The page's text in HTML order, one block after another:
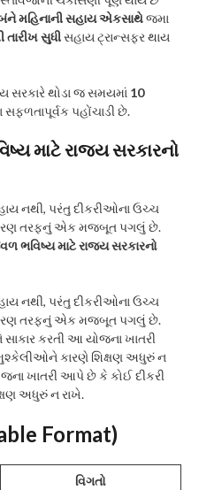
મહિનાની સહાય એકસાથેજમા
તારીખ સુધીસહાય ટ્રાન્સફર થાય
સરકારે થોડા જ સમયમાં 10
પહોંચાડી છે.
માટે રાજ્ય સરકારનો
નથી, પરંતુ દીકરીઓના ઉચ્ચ
તરફનું એક મજબૂત પગલું છે.
ભવિષ્ય માટે રાજ્ય સરકારનો
નથી, પરંતુ દીકરીઓના ઉચ્ચ
તરફનું એક મજબૂત પગલું છે.
કરતી આ યોજના ખાતરી
કારણે શિક્ષણ અધુરું ન
ખાતરી આપે છે કે કોઈ દીકરી
અધુરું ન રાખે.
Format)
વિગતો